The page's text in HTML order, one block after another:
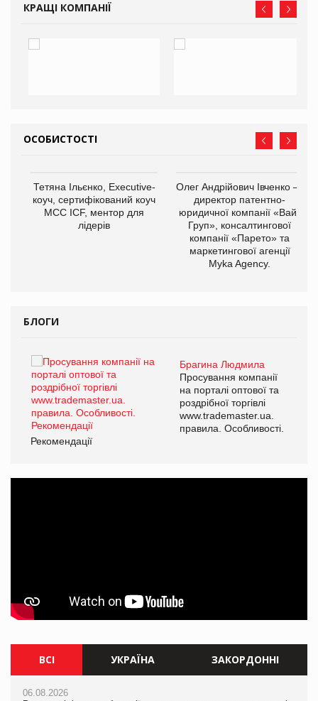
КРАЩІ КОМПАНІЇ
ОСОБИСТОСТІ
Тетяна Ільєнко, Executive-
коуч, сертифікований коуч
МСС ICF, ментор для
лідерів
Олег Андрійович Івченко —
директор патентно-
юридичної компанії «Вайз
Груп», консалтингової
компанії «Парето» та
маркетингової агенції
Myka Agency.
БЛОГИ
Брагина Людмила
Просування компанії
на порталі оптової та
роздрібної торгівлі
www.trademaster.ua.
правила. Особливості.
Рекомендації
ВСІ УКРАЇНА ЗАКОРДОННІ
06.08.2026
06.08.2026
06.08.2026